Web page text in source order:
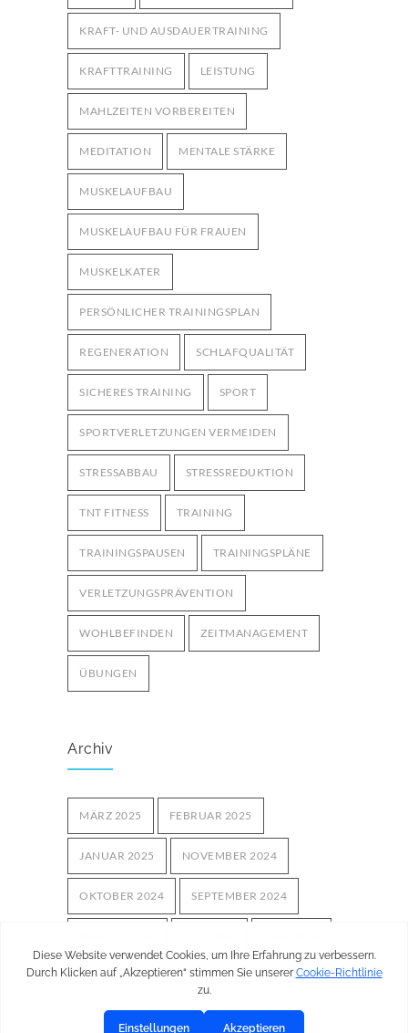
KRAFT- UND AUSDAUERTRAINING
KRAFTTRAINING LEISTUNG
MAHLZEITEN VORBEREITEN
MEDITATION MENTALE STÄRKE
MUSKELAUFBAU
MUSKELAUFBAU FÜR FRAUEN
MUSKELKATER
PERSÖNLICHER TRAININGSPLAN
REGENERATION SCHLAFQUALITÄT
SICHERES TRAINING SPORT
SPORTVERLETZUNGEN VERMEIDEN
STRESSABBAU STRESSREDUKTION
TNT FITNESS TRAINING
TRAININGSPAUSEN TRAININGSPLÄNE
VERLETZUNGSPRÄVENTION
WOHLBEFINDEN ZEITMANAGEMENT
ÜBUNGEN
Archiv
MÄRZ 2025 FEBRUAR 2025
JANUAR 2025 NOVEMBER 2024
OKTOBER 2024 SEPTEMBER 2024
MAI 2024